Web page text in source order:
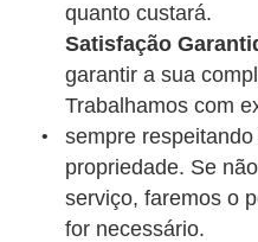
quanto custará.
Satisfação
garantir a sua
Trabalhamos com
sempre
propriedade. Se
serviço, faremos o
for necessário.